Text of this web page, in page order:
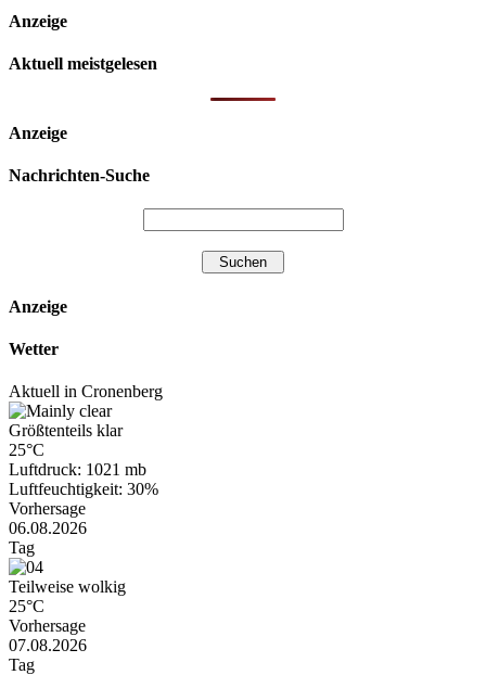
Anzeige
Aktuell meistgelesen
Anzeige
Nachrichten-Suche
Anzeige
Wetter
Aktuell in Cronenberg
Größtenteils klar
25°C
Luftdruck: 1021 mb
Luftfeuchtigkeit: 30%
Vorhersage
06.08.2026
Tag
Teilweise wolkig
25°C
Vorhersage
07.08.2026
Tag